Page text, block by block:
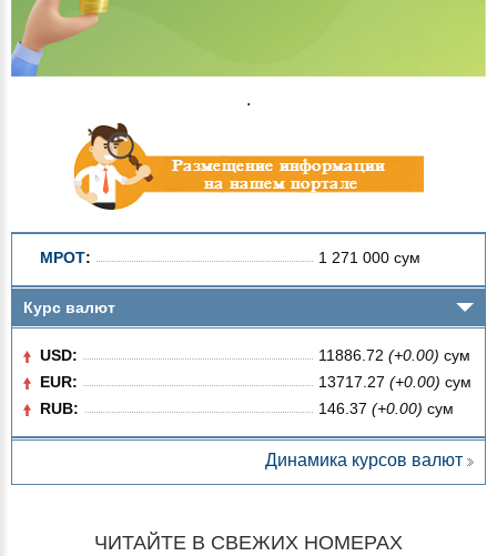
.
МРОТ: 1 271 000 сум
Курс валют
USD: 11886.72 (+0.00) сум
EUR:
13717.27 (+0.00) сум
RUB:
146.37 (+0.00) сум
Динамика курсов валют
ЧИТАЙТЕ В СВЕЖИХ НОМЕРАХ